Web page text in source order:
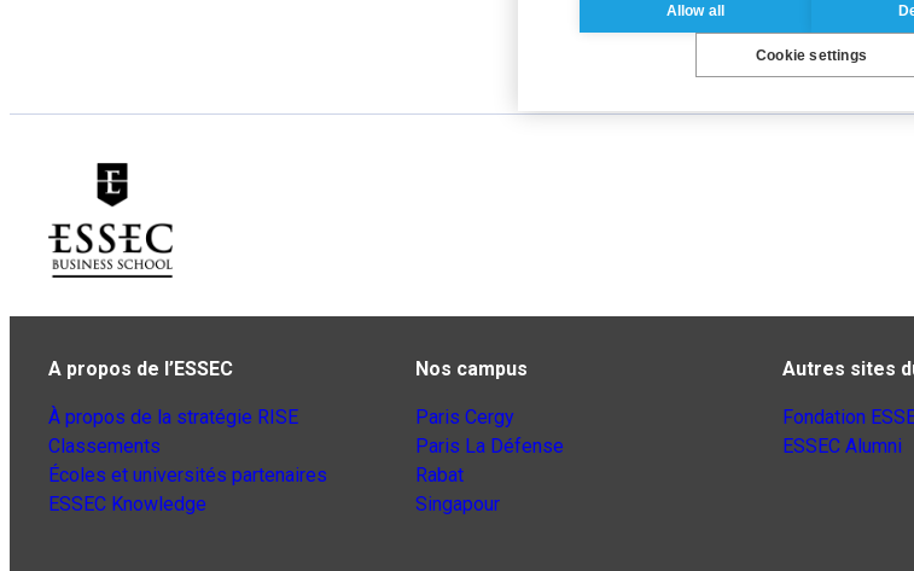
A propos de l’ESSEC
À propos de la stratégie RISE
Classements
Écoles et universités partenaires
ESSEC Knowledge
Nos campus
Paris Cergy
Paris La Défense
Rabat
Singapour
Autres sites
Fondation
ESSEC Alumni
Allow all
Cookie settings